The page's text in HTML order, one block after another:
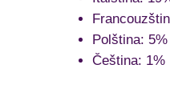
Polština: 5%
Čeština: 1%